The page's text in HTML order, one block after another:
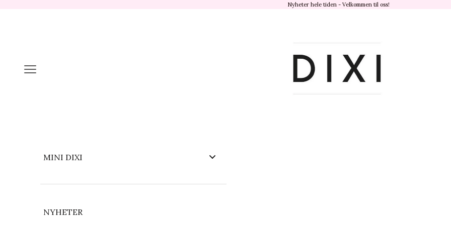
Nyheter hele tiden - Velkommen til oss!
Meny
MINI DIXI
NYHETER